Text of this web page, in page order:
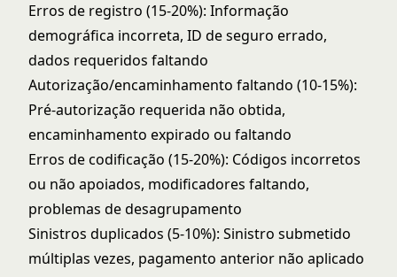
Erros de registro (15-20%): Informação
demográfica incorreta, ID de seguro errado,
dados requeridos faltando
Autorização/encaminhamento faltando (10-15%):
Pré-autorização requerida não obtida,
encaminhamento expirado ou faltando
Erros de codificação (15-20%): Códigos incorretos
ou não apoiados, modificadores faltando,
problemas de desagrupamento
Sinistros duplicados (5-10%): Sinistro submetido
múltiplas vezes, pagamento anterior não aplicado